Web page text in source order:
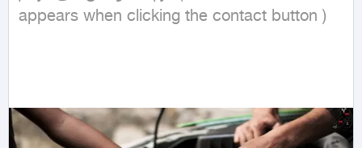
appears when clicking the contact button )